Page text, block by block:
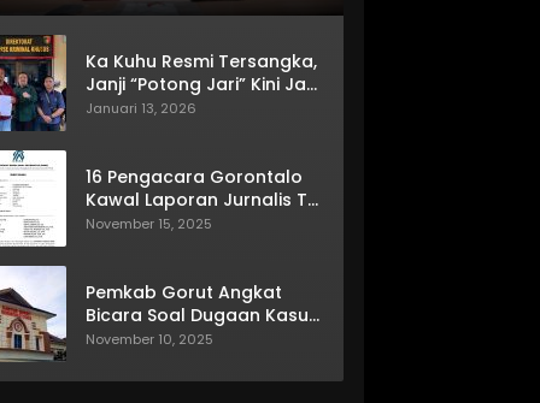
Ka Kuhu Resmi Tersangka,
Janji “Potong Jari” Kini Jadi
Bumerang
Januari 13, 2026
16 Pengacara Gorontalo
Kawal Laporan Jurnalis TV
One
November 15, 2025
Pemkab Gorut Angkat
Bicara Soal Dugaan Kasus
Asusila Oknum ASN
November 10, 2025